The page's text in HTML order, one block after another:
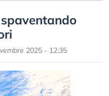
2025 - 12:35